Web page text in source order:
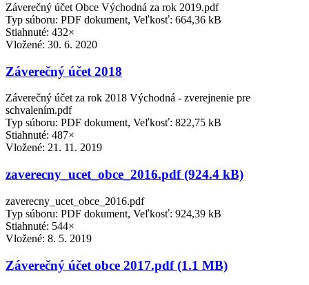
Záverečný účet Obce Východná za rok 2019.pdf
Typ súboru: PDF dokument, Veľkosť: 664,36 kB
Stiahnuté: 432×
Vložené: 30. 6. 2020
Záverečný účet 2018
Záverečný účet za rok 2018 Východná - zverejnenie pre
schvalením.pdf
Typ súboru: PDF dokument, Veľkosť: 822,75 kB
Stiahnuté: 487×
Vložené: 21. 11. 2019
zaverecny_ucet_obce_2016.pdf (924.4 kB)
zaverecny_ucet_obce_2016.pdf
Typ súboru: PDF dokument, Veľkosť: 924,39 kB
Stiahnuté: 544×
Vložené: 8. 5. 2019
Záverečný účet obce 2017.pdf (1.1 MB)